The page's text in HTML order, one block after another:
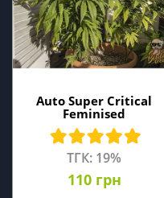
Auto Super Critical
Feminised
ТГК: 19%
110 грн